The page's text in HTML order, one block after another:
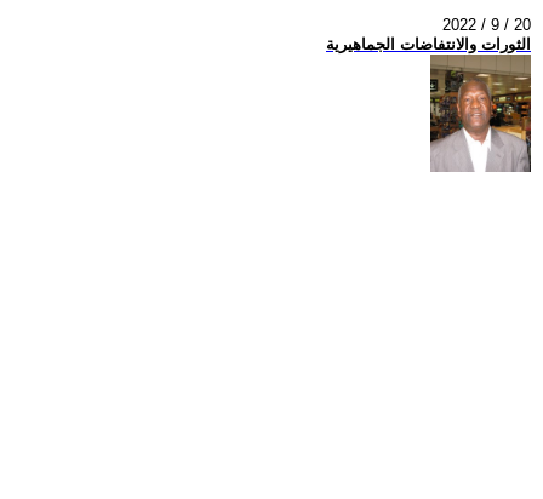
2022 / 9 / 20
الثورات والانتفاضات الجماهيرية